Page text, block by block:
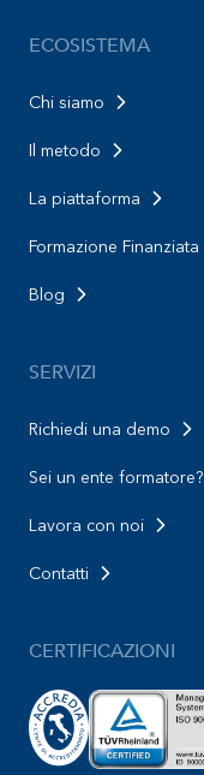
ECOSISTEMA
Chi siamo
Il metodo
La piattaforma
Formazione Finanziata
Blog
SERVIZI
Richiedi una demo
Sei un ente formatore?
Lavora con noi
Contatti
CERTIFICAZIONI